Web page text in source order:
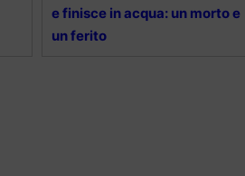
e finisce in acqua: un morto e
un ferito